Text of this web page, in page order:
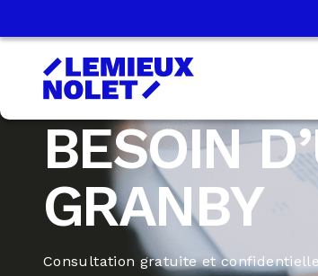
BESOIN
GRANBY
Consultation gratuite et